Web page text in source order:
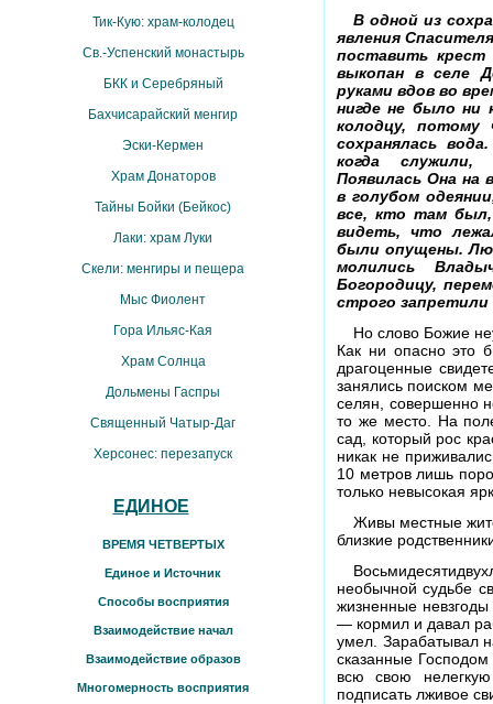
Тик-Кую: храм-колодец
Св.-Успенский монастырь
БКК и Серебряный
Бахчисарайский менгир
Эски-Кермен
Храм Донаторов
Тайны Бойки (Бейкос)
Лаки: храм Луки
Скели: менгиры и пещера
Мыс Фиолент
Гора Ильяс-Кая
Храм Солнца
Дольмены Гаспры
Священный Чатыр-Даг
Херсонес: перезапуск
ЕДИНОЕ
ВРЕМЯ ЧЕТВЕРТЫХ
Единое и Источник
Способы восприятия
Взаимодействие начал
Взаимодействие образов
Многомерность восприятия
В одной из
явления
поставить
выкопан в селе
руками вдов во
нигде не было ни
колодцу,
сохранялась
когда служили,
Появилась Она на
в голубом
все, кто там
видеть, что
были опущены.
молились
Богородицу,
строго
Но слово Божие
Как ни опасно это
драгоценные
занялись поиском
селян, совершенно
то же место. На
сад, который рос
никак не
10 метров лишь
только невысокая
Живы местные
близкие
необычной судьбе
жизненные
— кормил и давал
умел. Зарабатывал
сказанные
всю свою нелегкую
подписать лживое